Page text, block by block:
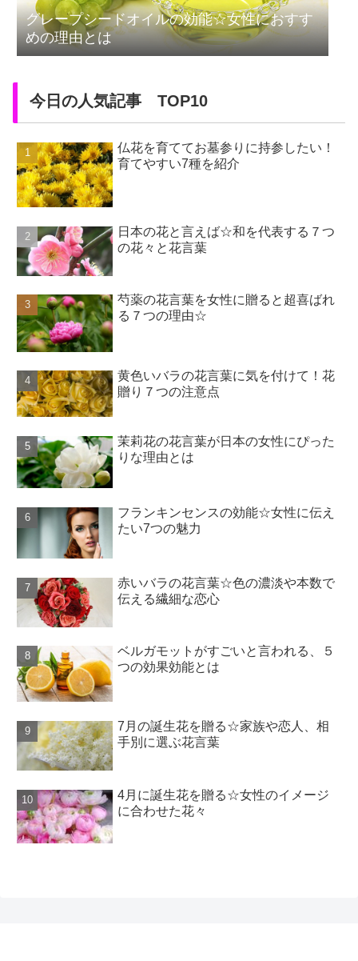
グレープシードオイルの効能☆女性におすす
めの理由とは
今日の人気記事 TOP10
仏花を育ててお墓参りに持参したい！
育てやすい7種を紹介
日本の花と言えば☆和を代表する７つ
の花々と花言葉
芍薬の花言葉を女性に贈ると超喜ばれ
る７つの理由☆
黄色いバラの花言葉に気を付けて！花
贈り７つの注意点
茉莉花の花言葉が日本の女性にぴった
りな理由とは
フランキンセンスの効能☆女性に伝え
たい7つの魅力
赤いバラの花言葉☆色の濃淡や本数で
伝える繊細な恋心
ベルガモットがすごいと言われる、５
つの効果効能とは
7月の誕生花を贈る☆家族や恋人、相
手別に選ぶ花言葉
4月に誕生花を贈る☆女性のイメージ
に合わせた花々